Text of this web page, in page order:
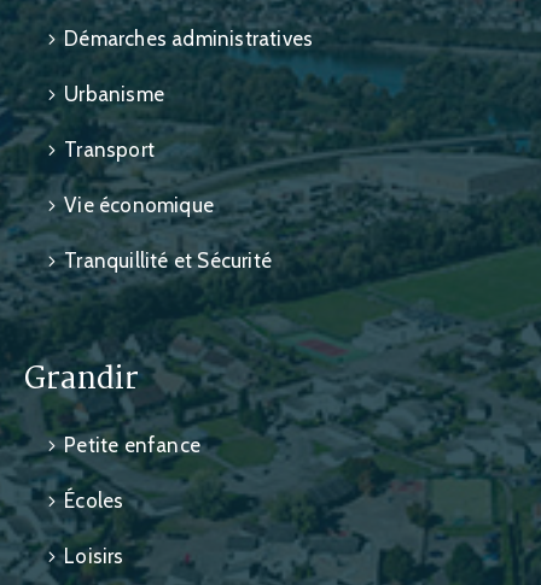
Démarches administratives
Urbanisme
Transport
Vie économique
Tranquillité et Sécurité
Grandir
Petite enfance
Écoles
Loisirs